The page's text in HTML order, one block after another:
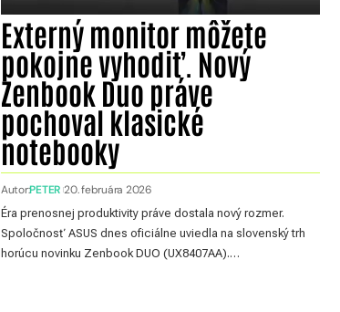
Externý monitor môžete
pokojne vyhodiť. Nový
Zenbook Duo práve
pochoval klasické
notebooky
Autor:PETER 20. februára 2026
Éra prenosnej produktivity práve dostala nový rozmer.
Spoločnosť ASUS dnes oficiálne uviedla na slovenský trh
horúcu novinku Zenbook DUO (UX8407AA).…